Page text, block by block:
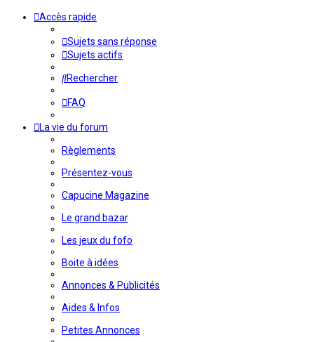
Accès rapide
Sujets sans réponse
Sujets actifs
Rechercher
FAQ
La vie du forum
Règlements
Présentez-vous
Capucine Magazine
Le grand bazar
Les jeux du fofo
Boite à idées
Annonces & Publicités
Aides & Infos
Petites Annonces